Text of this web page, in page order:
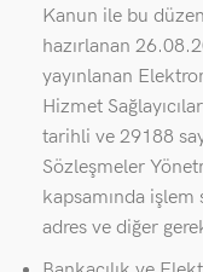
Kanun ile bu
hazırlanan
yayınlanan
Hizmet
tarihli ve 29188
Sözleşmeler
kapsamında
adres ve diğer